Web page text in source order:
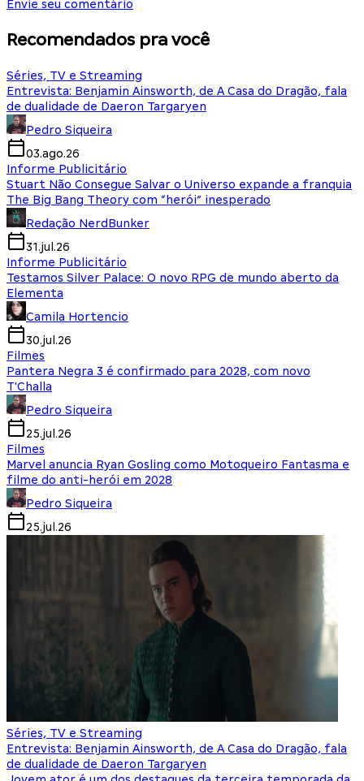
Envie seu comentário
Recomendados pra você
Séries, TV e Streaming
Entrevista: Benjamin Ainsworth, de A Casa do Dragão, fala
de dualidade de Daeron Targaryen
Pedro Siqueira
03.ago.26
Informe Publicitário
Stuart Não Consegue Salvar o Universo expande a franquia
The Big Bang Theory com “herói” inesperado
Redação NerdBunker
31.jul.26
Informe Publicitário
Testamos Silver Palace: O novo RPG de mundo aberto da
Elementa
Camila Hortencio
30.jul.26
Filmes
Pantera Negra 3 é confirmado para 2028, com novo
T'Challa
Pedro Siqueira
25.jul.26
Filmes
Marvel anuncia Ryan Gosling como Motoqueiro Fantasma e
filme do anti-herói em 2028
Pedro Siqueira
25.jul.26
Séries, TV e Streaming
Entrevista: Benjamin Ainsworth, de A Casa do Dragão, fala
de dualidade de Daeron Targaryen